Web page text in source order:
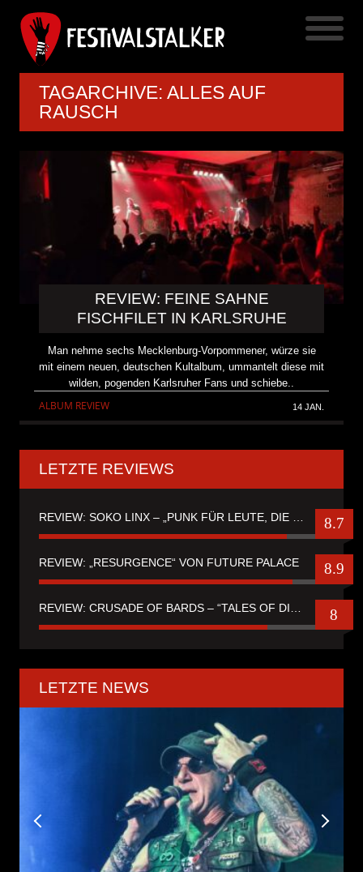
TAGARCHIVE: ALLES AUF
RAUSCH
REVIEW: FEINE SAHNE
FISCHFILET IN KARLSRUHE
Man nehme sechs Mecklenburg-Vorpommener, würze sie
mit einem neuen, deutschen Kultalbum, ummantelt diese mit
wilden, pogenden Karlsruher Fans und schiebe..
ALBUM REVIEW 14 JAN.
LETZTE REVIEWS
8.7
REVIEW: „RESURGENCE“ VON FUTURE PALACE 8.9
8
LETZTE NEWS